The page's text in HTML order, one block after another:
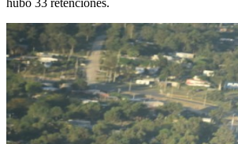
hubo 33 retenciones.